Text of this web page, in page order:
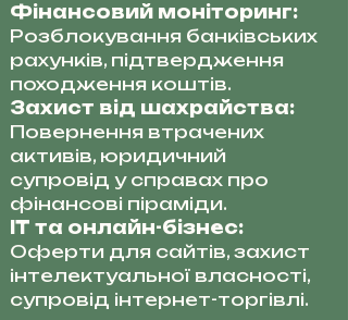
Фінансовий моніторинг:
Розблокування банківських
рахунків, підтвердження
походження коштів.
Захист від шахрайства:
Повернення втрачених
активів, юридичний
супровід у справах про
фінансові піраміди.
IT та онлайн-бізнес:
Оферти для сайтів, захист
інтелектуальної власності,
супровід інтернет-торгівлі.